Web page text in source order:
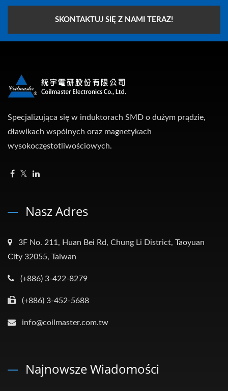
SKONTAKTUJ SIĘ Z NAMI TERAZ!
Specjalizująca się w induktorach SMD o dużym prądzie,
dławikach wspólnych oraz magnetykach
wysokoczęstotliwościowych.
Nasz Adres
3F No. 211, Huan Bei Rd, Chung Li District, Taoyuan
City 32055, Taiwan
(+886) 3-422-8279
(+886) 3-452-5688
info@coilmaster.com.tw
Najnowsze Wiadomości